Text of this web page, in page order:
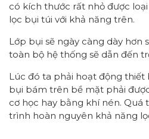
có kích thước rất nhỏ được
lọc bụi túi với khả năng trên.
Lớp bụi sẽ ngày càng dày hơn
toàn bộ hệ thống sẽ dẫn đến
Lúc đó ta phải hoạt động thiết
bụi bám trên bề mặt phải
cơ học hay bằng khí nén. Quá
trình hoàn nguyên khả năng